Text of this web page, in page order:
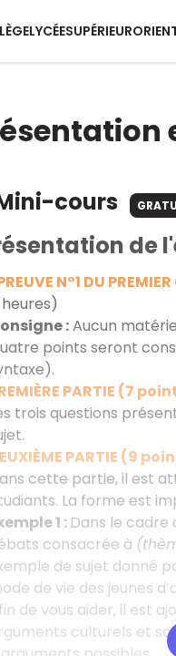
LYCÉESUPÉRIEUR
cours
de
N°1 DU
:Aucun
points seront
PARTIE (7
trois questions
PARTIE (9
cette partie, il est
La forme est
1 : Dans le cadre
consacrée à
de sujet donné
de vie des jeunes
de vous aider, il est
culturels et